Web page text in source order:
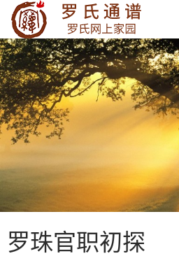
SKIP TO CONTENT
罗珠官职初探